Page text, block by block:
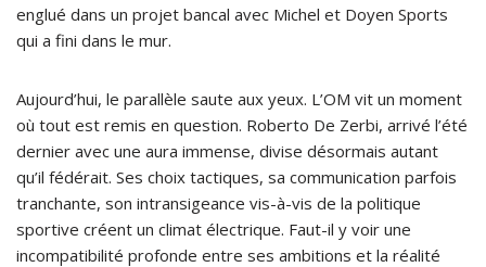
englué dans un projet bancal avec Michel et Doyen Sports
qui a fini dans le mur.
Aujourd’hui, le parallèle saute aux yeux. L’OM vit un moment
où tout est remis en question. Roberto De Zerbi, arrivé l’été
dernier avec une aura immense, divise désormais autant
qu’il fédérait. Ses choix tactiques, sa communication parfois
tranchante, son intransigeance vis-à-vis de la politique
sportive créent un climat électrique. Faut-il y voir une
incompatibilité profonde entre ses ambitions et la réalité